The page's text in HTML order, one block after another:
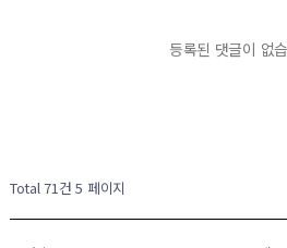
등록된 댓글이 없
Total 71건 5 페이지